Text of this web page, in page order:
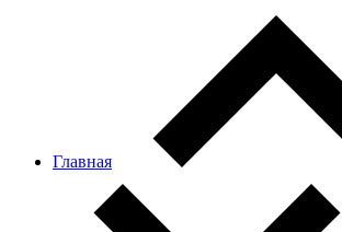
Главная